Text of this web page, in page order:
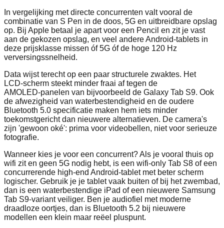
In vergelijking met directe concurrenten valt vooral de
combinatie van S Pen in de doos, 5G en uitbreidbare opslag
op. Bij Apple betaal je apart voor een Pencil en zit je vast
aan de gekozen opslag, en veel andere Android‑tablets in
deze prijsklasse missen óf 5G óf de hoge 120 Hz
verversingssnelheid.
Data wijst terecht op een paar structurele zwaktes. Het
LCD‑scherm steekt minder fraai af tegen de
AMOLED‑panelen van bijvoorbeeld de Galaxy Tab S9. Ook
de afwezigheid van waterbestendigheid en de oudere
Bluetooth 5.0 specificatie maken hem iets minder
toekomstgericht dan nieuwere alternatieven. De camera's
zijn 'gewoon oké': prima voor videobellen, niet voor serieuze
fotografie.
Wanneer kies je voor een concurrent? Als je vooral thuis op
wifi zit en geen 5G nodig hebt, is een wifi‑only Tab S8 of een
concurrerende high‑end Android‑tablet met beter scherm
logischer. Gebruik je je tablet vaak buiten of bij het zwembad,
dan is een waterbestendige iPad of een nieuwere Samsung
Tab S9‑variant veiliger. Ben je audiofiel met moderne
draadloze oortjes, dan is Bluetooth 5.2 bij nieuwere
modellen een klein maar reëel pluspunt.